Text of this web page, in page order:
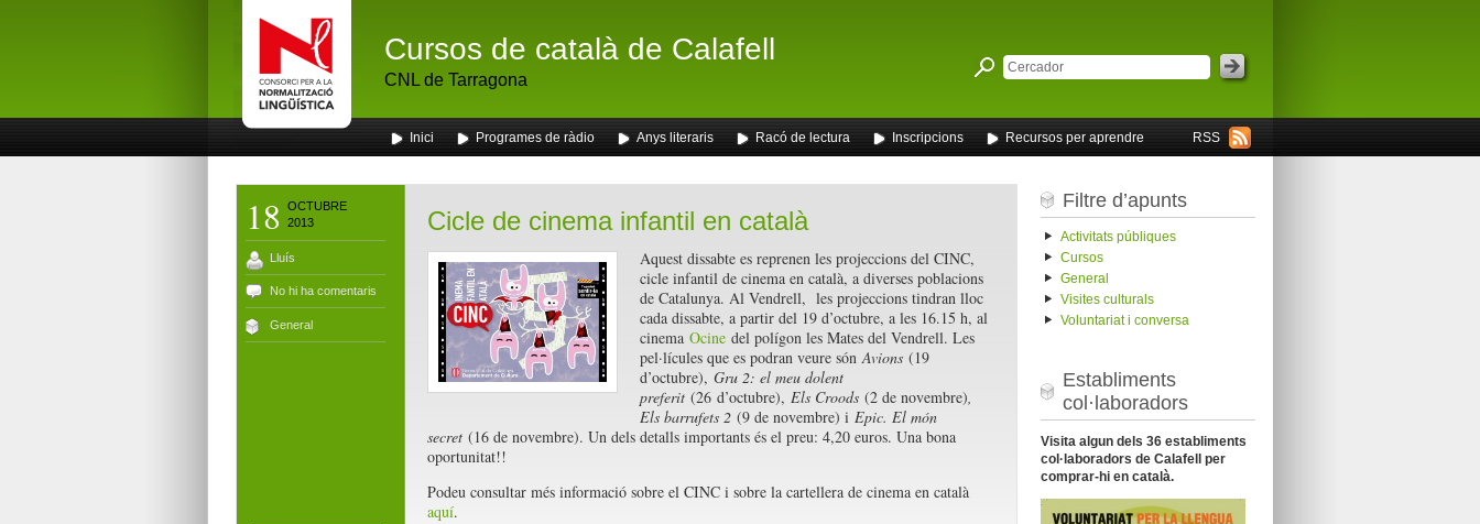
Cursos de català de Calafell
CNL de Tarragona
RSS
Inici Programes de ràdio Anys literaris Racó de lectura Inscripcions Recursos per aprendre
18
OCTUBRE
2013
Lluís
No hi ha comentaris
General
Cicle de cinema infantil en català
Aquest dissabte es reprenen les projeccions del CINC,
cicle infantil de cinema en català, a diverses poblacions
de Catalunya. Al Vendrell, les projeccions tindran lloc
cada dissabte, a partir del 19 d’octubre, a les 16.15 h, al
cinema Ocinedel polígon les Mates del Vendrell. Les
pel·lícules que es podran veure sónAvions (19
d’octubre), Gru 2: el meu dolent
preferit(26 d’octubre), Els Croods(2 de novembre),
Els barrufets 2 (9 de novembre) i Epic. El món
secret(16 de novembre). Un dels detalls importants és el preu: 4,20 euros. Una bona
oportunitat!!
Podeu consultar més informació sobre el CINC i sobre la cartellera de cinema en català
aquí.
Filtre d’apunts
Activitats públiques
Cursos
General
Visites culturals
Voluntariat i conversa
Establiments
col·laboradors
Visita algun dels 36 establiments
col·laboradors de Calafell per
comprar-hi en català.